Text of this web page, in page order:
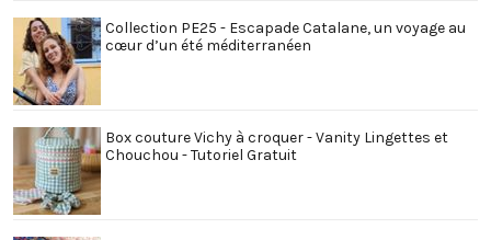
Collection PE25 - Escapade Catalane, un voyage au
cœur d’un été méditerranéen
Box couture Vichy à croquer - Vanity Lingettes et
Chouchou - Tutoriel Gratuit